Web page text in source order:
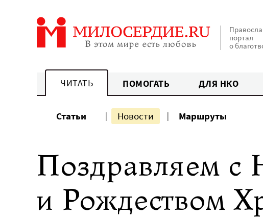
портал
о
ЧИТАТЬ ПОМОГАТЬ ДЛЯ НКО
Статьи Новости Маршруты
Поздравляем
и Рождеством